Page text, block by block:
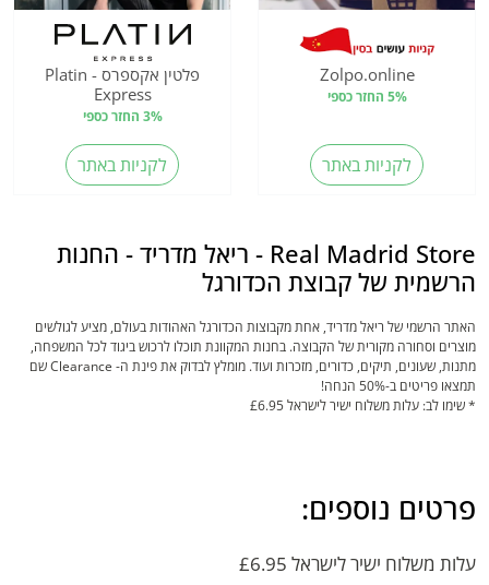
Zolpo.online
5% החזר כספי
לקניות באתר
פלטין אקספרס - Platin
Express
3% החזר כספי
לקניות באתר
Real Madrid Store - ריאל מדריד - החנות
הרשמית של קבוצת הכדורגל
האתר הרשמי של ריאל מדריד, אחת מקבוצות הכדורגל האהודות בעולם, מציע לגולשים
מוצרים וסחורה מקורית של הקבוצה. בחנות המקוונת תוכלו לרכוש ביגוד לכל המשפחה,
מתנות, שעונים, תיקים, כדורים, מזכרות ועוד. מומלץ לבדוק את פינת ה- Clearance שם
תמצאו פריטים ב-50% הנחה!
* שימו לב: עלות משלוח ישיר לישראל £6.95
פרטים נוספים:
עלות משלוח ישיר לישראל £6.95